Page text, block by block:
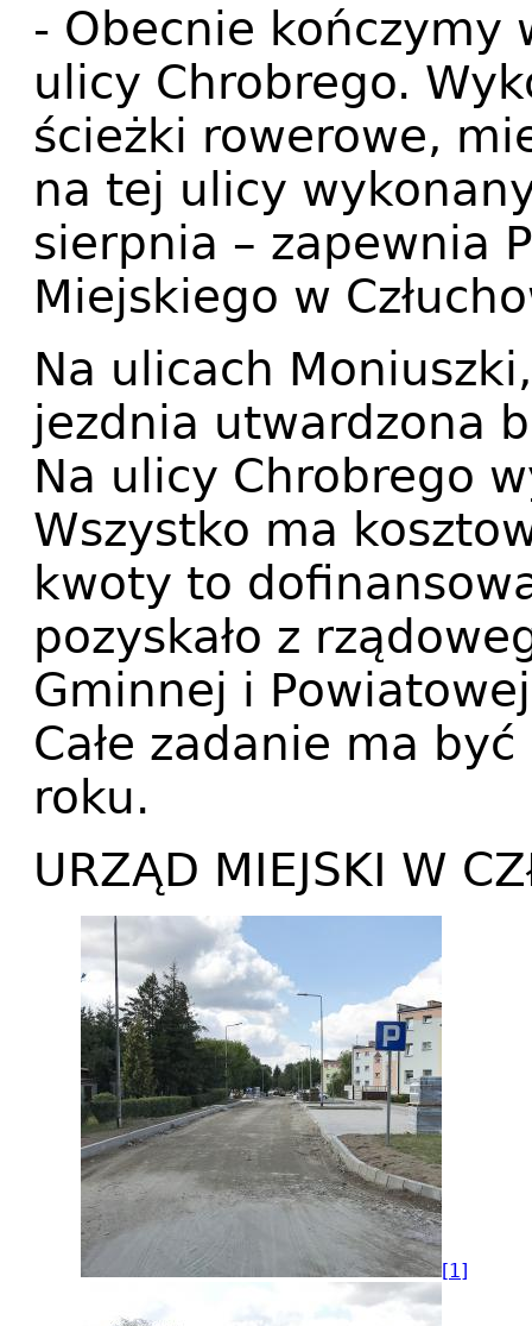
- Obecnie kończymy
ulicy Chrobrego.
ścieżki rowerowe,
na tej ulicy
sierpnia – zapewnia
Miejskiego w
Na ulicach
jezdnia utwardzona
Na ulicy Chrobrego
Wszystko ma
kwoty to
pozyskało z
Gminnej i
Całe zadanie ma
roku.
URZĄD MIEJSKI W
[1]